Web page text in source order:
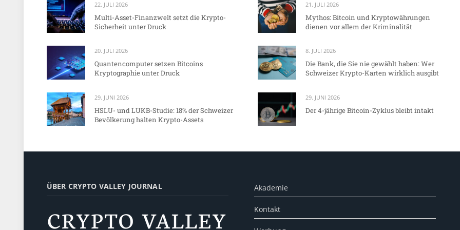
22. JULI 2026
Multi-Asset-Finanzwelt setzt die Krypto-
Sicherheit unter Druck
21. JULI 2026
Mythos: Bitcoin und Kryptowährungen
dienen vor allem der Kriminalität
20. JULI 2026
Quantencomputer setzen Bitcoins
Kryptographie unter Druck
8. JULI 2026
Die Bank, die Sie nie gewählt haben: Wer
Schweizer Krypto-Karten wirklich ausgibt
29. JUNI 2026
HSLU- und LUKB-Studie: 18% der Schweizer
Bevölkerung halten Krypto-Assets
29. JUNI 2026
Der 4-jährige Bitcoin-Zyklus bleibt intakt
ÜBER CRYPTO VALLEY JOURNAL Akademie
Kontakt